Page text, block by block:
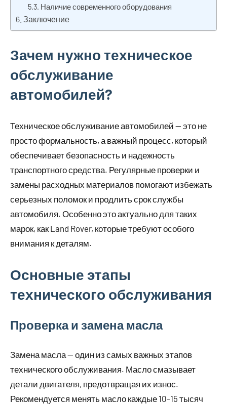
Наличие современного оборудования
Заключение
Зачем нужно техническое
обслуживание
автомобилей?
Техническое обслуживание автомобилей — это не
просто формальность, а важный процесс, который
обеспечивает безопасность и надежность
транспортного средства. Регулярные проверки и
замены расходных материалов помогают избежать
серьезных поломок и продлить срок службы
автомобиля. Особенно это актуально для таких
марок, как Land Rover, которые требуют особого
внимания к деталям.
Основные этапы
технического обслуживания
Проверка и замена масла
Замена масла — один из самых важных этапов
технического обслуживания. Масло смазывает
детали двигателя, предотвращая их износ.
Рекомендуется менять масло каждые 10-15 тысяч